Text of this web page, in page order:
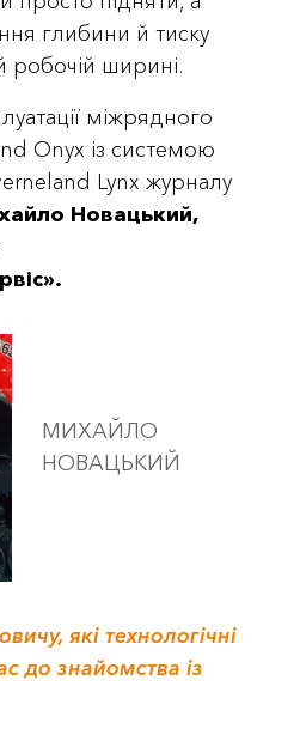
глибини й тиску
робочій ширині.
міжрядного
Onyx із системою
Lynx журналу
Новацький,
МИХАЙЛО
НОВАЦЬКИЙ
які технологічні
до знайомства із